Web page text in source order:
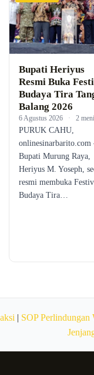
Bupati Heriyus
Resmi Buka
Budaya Tira
Balang 2026
6 Agustus 2026 · 2
PURUK CAHU,
onlinesinarbarito.com
Bupati Murung Raya,
Heriyus M. Yoseph,
resmi membuka
Budaya Tira…
| SOP Perlindungan